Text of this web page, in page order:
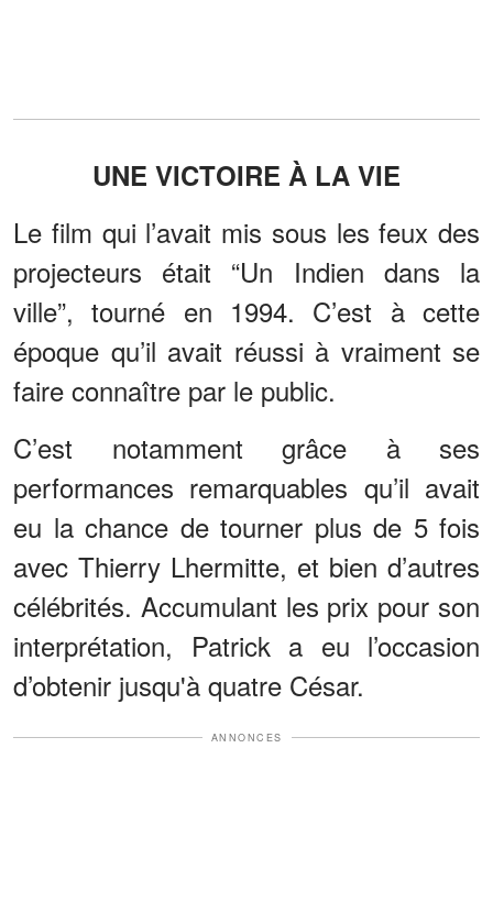
UNE VICTOIRE À LA VIE
Le film qui l’avait mis sous les feux des
projecteurs était “Un Indien dans la
ville”, tourné en 1994. C’est à cette
époque qu’il avait réussi à vraiment se
faire connaître par le public.
C’est notamment grâce à ses
performances remarquables qu’il avait
eu la chance de tourner plus de 5 fois
avec Thierry Lhermitte, et bien d’autres
célébrités. Accumulant les prix pour son
interprétation, Patrick a eu l’occasion
d’obtenir jusqu'à quatre César.
ANNONCES